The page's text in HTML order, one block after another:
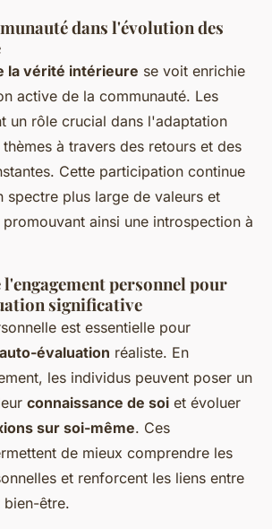
dans l'évolution des
la vérité intérieure se voit enrichie
active de la communauté. Les
un rôle crucial dans l'adaptation
à travers des retours et des
Cette participation continue
spectre plus large de valeurs et
ainsi une introspection à
personnel pour
significative
est essentielle pour
auto-évaluation réaliste. En
les individus peuvent poser un
connaissance de soi et évoluer
sur soi-même. Ces
de mieux comprendre les
et renforcent les liens entre
bien-être.